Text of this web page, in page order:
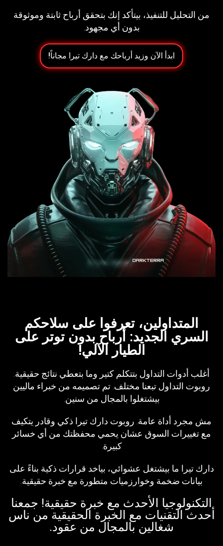
من التحليل للتنفيذ، بيتأكد إنك بتحقق أرباح ثابتة وموثوقة
بدون أي مجهود.
ابدأ الآن وزيد أرباحك مع دارك تيرا مجاناً!
المتداولين، تعرفوا على سلاحكم
السري الجديد: أرباح بدون توتر على
الطيار الآلي!
أغلب أدوات التداول بتتكلم كتير وما بتعطي نتائج حقيقية.
روبوت التداول تبعنا مختلف. تم تصميمه من خبراء ماليين
بيشتغلوا بالمجال من سنين.
مش مجرد أداة عامة. روبوت دارك تيرا ذكي وقادر يتكيف
مع تغييرات السوق عشان يحمي محفظتك من أي خسائر
كبيرة.
دارك تيرا ما بيشتغل عشوائي، بياخد قرارات ذكية بناءً على
بيانات ضخمة وخوارزميات متطورة مع خبرة حقيقية.
التكنولوجيا الأحدث مع خبرة حقيقية! جمعنا
أحدث التقنيات مع الخبرة الحقيقية من ناس
شغالين بالمجال من عقود.​